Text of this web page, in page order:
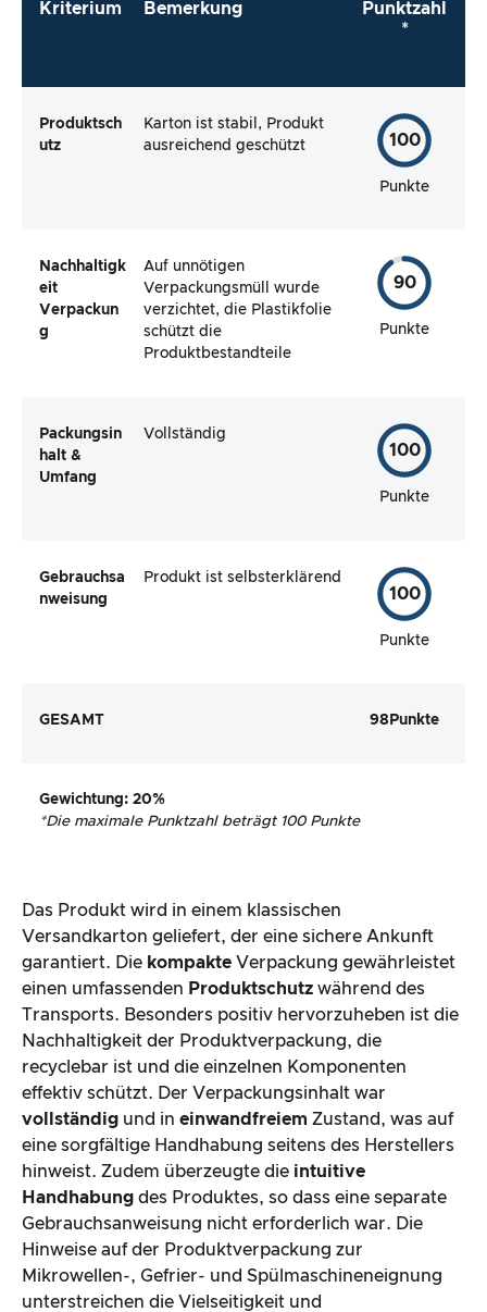
Kriterium Bemerkung
Punktzahl
*
Produktsch
utz
Karton ist stabil, Produkt
ausreichend geschützt
100
Punkte
Nachhaltigk
eit
Verpackun
g
Auf unnötigen
Verpackungsmüll wurde
verzichtet, die Plastikfolie
schützt die
Produktbestandteile
90
Punkte
Packungsin
halt &
Umfang
Vollständig
100
Punkte
Gebrauchsa
nweisung
Produkt ist selbsterklärend
100
Punkte
GESAMT 98 Punkte
Gewichtung: 20%
*Die maximale Punktzahl beträgt 100 Punkte
Das Produkt wird in einem klassischen
Versandkarton geliefert, der eine sichere Ankunft
garantiert. Die kompakte Verpackung gewährleistet
einen umfassenden Produktschutz während des
Transports. Besonders positiv hervorzuheben ist die
Nachhaltigkeit der Produktverpackung, die
recyclebar ist und die einzelnen Komponenten
effektiv schützt. Der Verpackungsinhalt war
vollständig und in einwandfreiem Zustand, was auf
eine sorgfältige Handhabung seitens des Herstellers
hinweist. Zudem überzeugte die intuitive
Handhabung des Produktes, so dass eine separate
Gebrauchsanweisung nicht erforderlich war. Die
Hinweise auf der Produktverpackung zur
Mikrowellen-, Gefrier- und Spülmaschineneignung
unterstreichen die Vielseitigkeit und